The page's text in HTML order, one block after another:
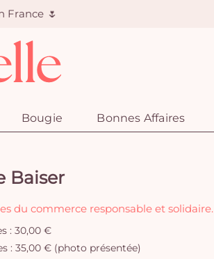
France 🌷
Bougie Bonnes Affaires
Baiser
du commerce responsable et solidaire.
: 30,00 €
: 35,00 € (photo présentée)